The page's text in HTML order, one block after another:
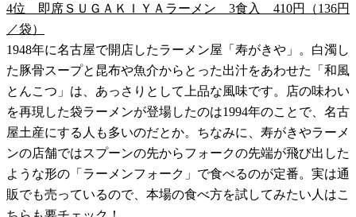
4位 即席ＳＵＧＡＫＩＹＡラーメン 3食入 410円（136円
／袋）
1948年に名古屋で開店したラーメン屋「寿がきや」。白濁し
た豚骨スープと昆布や魚介からとった出汁をあわせた「和風
とんこつ」は、あっさりとして上品な風味です。店の味わい
を再現した袋ラーメンが登場したのは1994年のことで、名古
屋土産にする人も多いのだとか。ちなみに、寿がきやラーメ
ンの店舗ではスプーンの先からフォークの先端が飛び出した
ような形の「ラーメンフォーク」で食べるのが定番。実は通
販でも売っているので、本場の食べ方を試してみたい人はこ